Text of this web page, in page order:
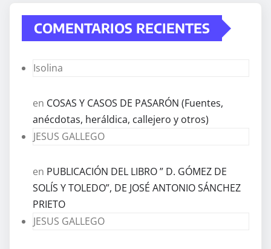
COMENTARIOS RECIENTES
Isolina
en COSAS Y CASOS DE PASARÓN (Fuentes,
anécdotas, heráldica, callejero y otros)
JESUS GALLEGO
en PUBLICACIÓN DEL LIBRO ” D. GÓMEZ DE
SOLÍS Y TOLEDO”, DE JOSÉ ANTONIO SÁNCHEZ
PRIETO
JESUS GALLEGO